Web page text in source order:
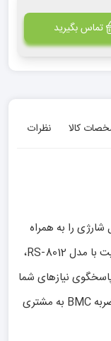
تماس بگیرید
کالا نظرات
از یک دریل شارژی را به همراه
ابزارآلات و متعلقات مورد نیاز، به صورت یک کیت با مدل RS-8012،
پاسخگوی نیازهای شما
باشد. این ست ترکیبی، در یک کیف مقاوم به ضربه BMC به مشتری